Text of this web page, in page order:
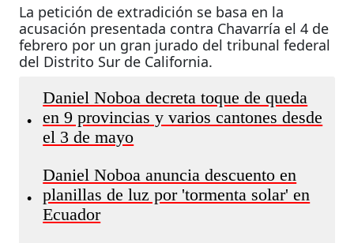
La petición de extradición se basa en la
acusación presentada contra Chavarría el 4 de
febrero por un gran jurado del tribunal federal
del Distrito Sur de California.
•
Daniel Noboa decreta toque de queda
en 9 provincias y varios cantones desde
el 3 de mayo
•
Daniel Noboa anuncia descuento en
planillas de luz por 'tormenta solar' en
Ecuador